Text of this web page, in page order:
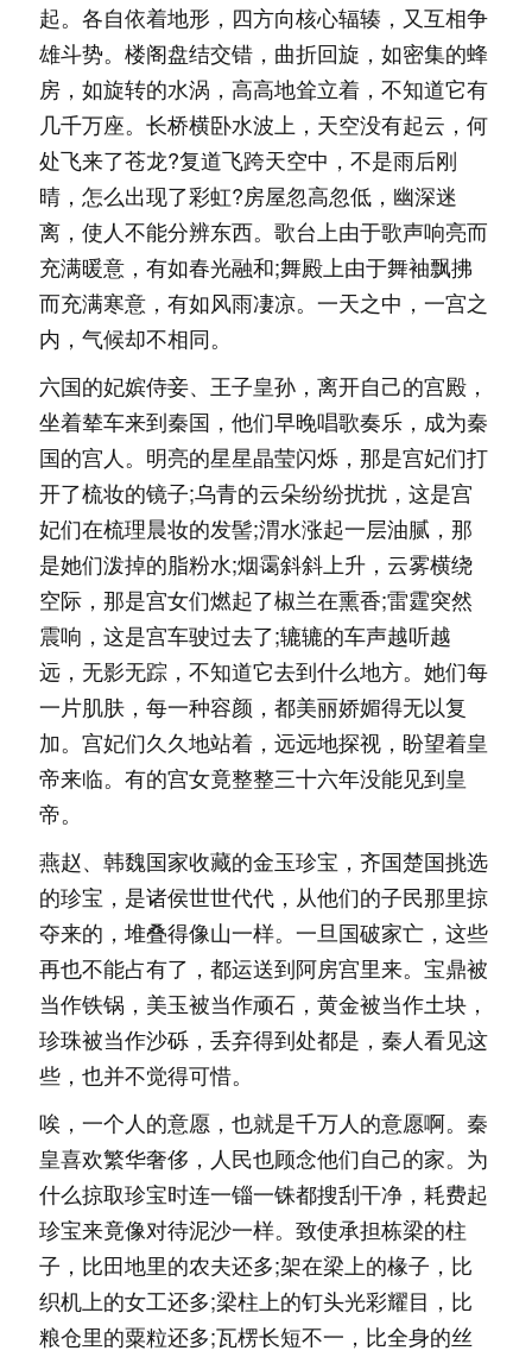
起。各自依着地形，四方向核心辐辏，又互相争
雄斗势。楼阁盘结交错，曲折回旋，如密集的蜂
房，如旋转的水涡，高高地耸立着，不知道它有
几千万座。长桥横卧水波上，天空没有起云，何
处飞来了苍龙?复道飞跨天空中，不是雨后刚
晴，怎么出现了彩虹?房屋忽高忽低，幽深迷
离，使人不能分辨东西。歌台上由于歌声响亮而
充满暖意，有如春光融和;舞殿上由于舞袖飘拂
而充满寒意，有如风雨凄凉。一天之中，一宫之
内，气候却不相同。
六国的妃嫔侍妾、王子皇孙，离开自己的宫殿，
坐着辇车来到秦国，他们早晚唱歌奏乐，成为秦
国的宫人。明亮的星星晶莹闪烁，那是宫妃们打
开了梳妆的镜子;乌青的云朵纷纷扰扰，这是宫
妃们在梳理晨妆的发髻;渭水涨起一层油腻，那
是她们泼掉的脂粉水;烟霭斜斜上升，云雾横绕
空际，那是宫女们燃起了椒兰在熏香;雷霆突然
震响，这是宫车驶过去了;辘辘的车声越听越
远，无影无踪，不知道它去到什么地方。她们每
一片肌肤，每一种容颜，都美丽娇媚得无以复
加。宫妃们久久地站着，远远地探视，盼望着皇
帝来临。有的宫女竟整整三十六年没能见到皇
帝。
燕赵、韩魏国家收藏的金玉珍宝，齐国楚国挑选
的珍宝，是诸侯世世代代，从他们的子民那里掠
夺来的，堆叠得像山一样。一旦国破家亡，这些
再也不能占有了，都运送到阿房宫里来。宝鼎被
当作铁锅，美玉被当作顽石，黄金被当作土块，
珍珠被当作沙砾，丢弃得到处都是，秦人看见这
些，也并不觉得可惜。
唉，一个人的意愿，也就是千万人的意愿啊。秦
皇喜欢繁华奢侈，人民也顾念他们自己的家。为
什么掠取珍宝时连一锱一铢都搜刮干净，耗费起
珍宝来竟像对待泥沙一样。致使承担栋梁的柱
子，比田地里的农夫还多;架在梁上的椽子，比
织机上的女工还多;梁柱上的钉头光彩耀目，比
粮仓里的粟粒还多;瓦楞长短不一，比全身的丝